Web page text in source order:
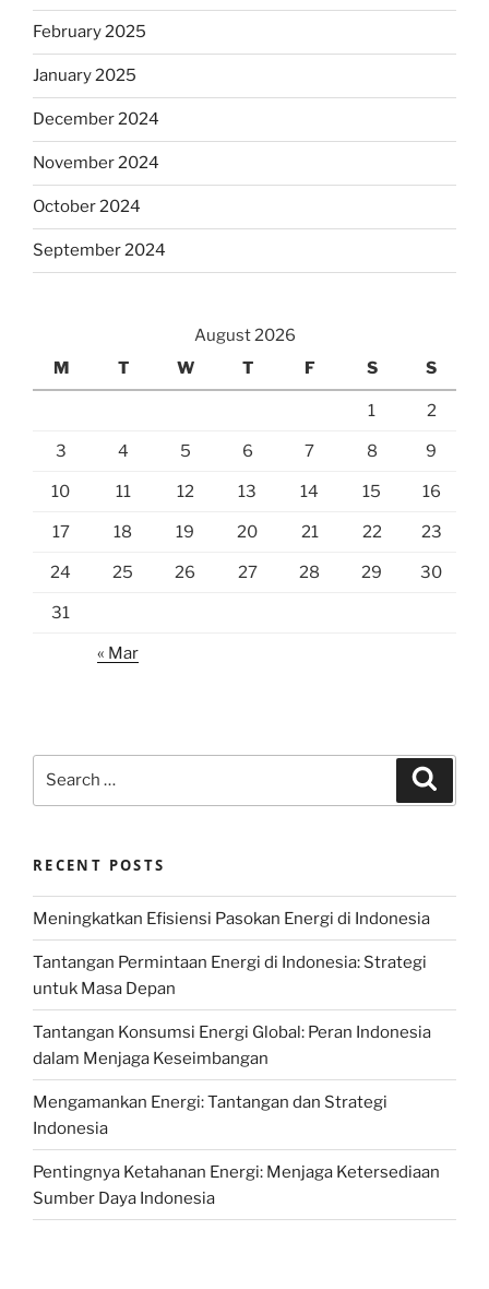
February 2025
January 2025
December 2024
November 2024
October 2024
September 2024
August 2026
M
T W T F S S
1 2
3 4 5 6 7 8 9
10 11 12 13 14 15 16
17 18 19 20 21 22 23
24 25 26 27 28 29 30
31
« Mar
RECENT POSTS
Meningkatkan Efisiensi Pasokan Energi di Indonesia
Tantangan Permintaan Energi di Indonesia: Strategi
untuk Masa Depan
Tantangan Konsumsi Energi Global: Peran Indonesia
dalam Menjaga Keseimbangan
Mengamankan Energi: Tantangan dan Strategi
Indonesia
Pentingnya Ketahanan Energi: Menjaga Ketersediaan
Sumber Daya Indonesia